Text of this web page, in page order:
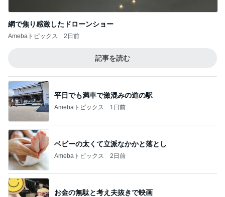
網で焦り感激したドローンショー
Amebaトピックス 2日前
記事を読む
平日でも満車で激混みの道の駅
Amebaトピックス 1日前
ベビーの太くて立派なかかと落とし
Amebaトピックス 2日前
お金の無駄と考え夫抜きで映画